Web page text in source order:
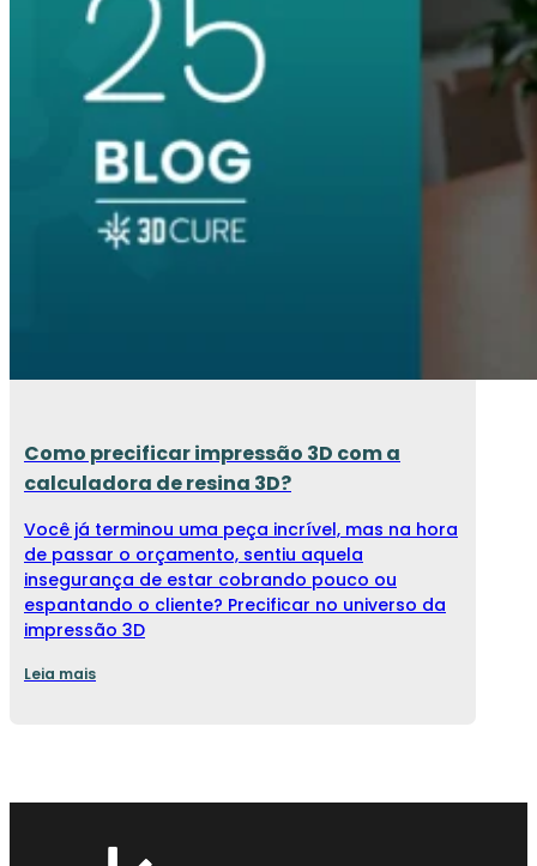
Como precificar impressão 3D com a
calculadora de resina 3D?
Você já terminou uma peça incrível, mas na hora
de passar o orçamento, sentiu aquela
insegurança de estar cobrando pouco ou
espantando o cliente? Precificar no universo da
impressão 3D
Leia mais
Copyright © 2026 3D Cure